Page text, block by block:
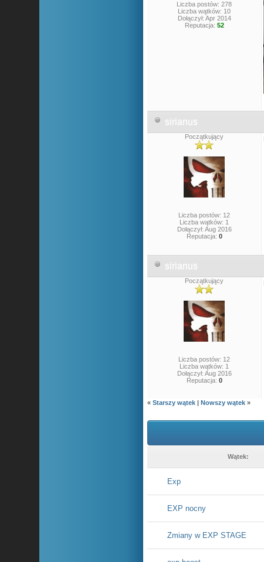
Liczba postów: 278
Liczba wątków: 10
Dołączył: Apr 2014
Reputacja: 52
sirianus
Początkujący
Liczba postów: 12
Liczba wątków: 1
Dołączył: Aug 2016
Reputacja: 0
sirianus
Początkujący
Liczba postów: 12
Liczba wątków: 1
Dołączył: Aug 2016
Reputacja: 0
«Starszy wątek |Nowszy wątek »
Wątek:
Exp
EXP nocny
Zmiany w EXP STAGE